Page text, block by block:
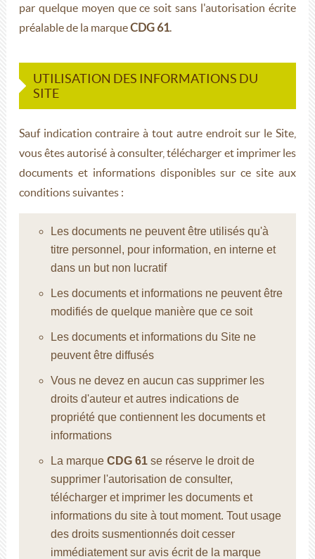
par quelque moyen que ce soit sans l'autorisation écrite
préalable de la marqueCDG 61.
UTILISATION DES INFORMATIONS DU
SITE
Sauf indication contraire à tout autre endroit sur le Site,
vous êtes autorisé à consulter, télécharger et imprimer les
documents et informations disponibles sur ce site aux
conditions suivantes :
Les documents ne peuvent être utilisés qu'à
titre personnel, pour information, en interne et
dans un but non lucratif
Les documents et informations ne peuvent être
modifiés de quelque manière que ce soit
Les documents et informations du Site ne
peuvent être diffusés
Vous ne devez en aucun cas supprimer les
droits d'auteur et autres indications de
propriété que contiennent les documents et
informations
La marque CDG 61se réserve le droit de
supprimer l'autorisation de consulter,
télécharger et imprimer les documents et
informations du site à tout moment. Tout usage
des droits susmentionnés doit cesser
immédiatement sur avis écrit de la marque